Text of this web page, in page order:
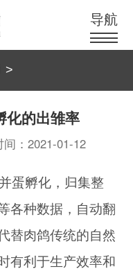
导航
>
化的出雏率
间：2021-01-12
孵化，归集整
各种数据，自动翻
替肉鸽传统的自然
有利于生产效率和